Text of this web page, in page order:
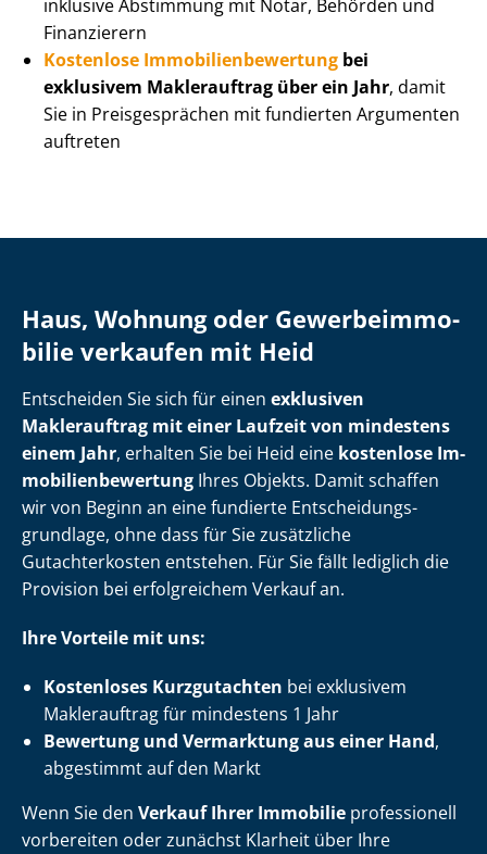
inklusive Abstimmung mit Notar, Behörden und
Finanzierern
Kostenlose Im­mo­bi­li­en­be­wer­tung bei
exklusivem Maklerauftrag über ein Jahr, damit
Sie in Preisgesprächen mit fundierten Argumenten
auftreten
Haus, Wohnung oder Ge­wer­be­im­mo­
bi­lie verkaufen mit Heid
Entscheiden Sie sich für einen exklusiven
Maklerauftrag mit einer Laufzeit von mindestens
einem Jahr, erhalten Sie bei Heid eine kostenlose Im­
mo­bi­li­en­be­wer­tung Ihres Objekts. Damit schaffen
wir von Beginn an eine fundierte Ent­schei­dungs­
grund­la­ge, ohne dass für Sie zusätzliche
Gutachterkosten entstehen. Für Sie fällt lediglich die
Provision bei erfolgreichem Verkauf an.
Ihre Vorteile mit uns:
Kostenloses Kurzgutachten bei exklusivem
Maklerauftrag für mindestens 1 Jahr
Bewertung und Vermarktung aus einer Hand,
abgestimmt auf den Markt
Wenn Sie den Verkauf Ihrer Immobilie professionell
vorbereiten oder zunächst Klarheit über Ihre